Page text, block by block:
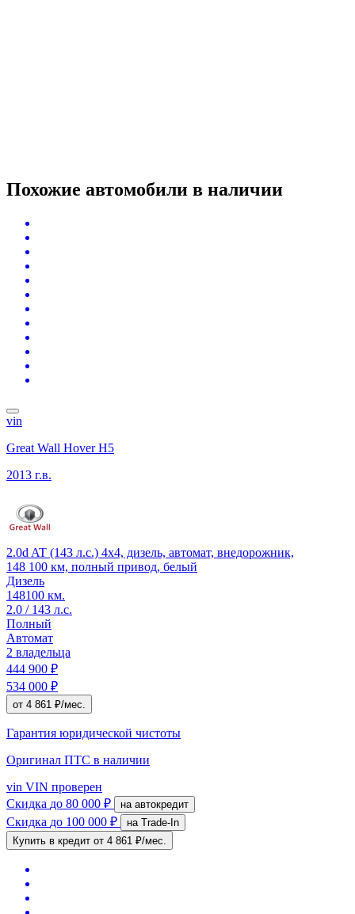
Похожие автомобили в наличии
vin
Great Wall Hover H5
2013 г.в.
2.0d AT (143 л.с.) 4x4, дизель, автомат, внедорожник,
148 100 км, полный привод, белый
Дизель
148100 км.
2.0 / 143 л.с.
Полный
Автомат
2 владельца
444 900 ₽
534 000 ₽
от 4 861 ₽/мес.
Гарантия юридической чистоты
Оригинал ПТС в наличии
vin VIN проверен
Скидка до 80 000 ₽ на автокредит
Скидка до 100 000 ₽
на Trade-In
Купить в кредит от 4 861 ₽/мес.